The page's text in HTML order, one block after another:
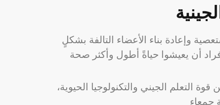
وإعادة بناء الأعضاء التالفة بشكلٍ
التعلم الجيني والتكنولوجيا الحيوية،